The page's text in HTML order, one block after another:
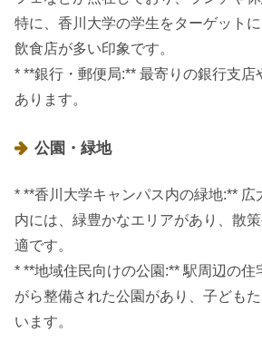
特に、香川大学の学生をターゲット
飲食店が多い印象です。
* **銀行・郵便局:** 最寄りの銀行支店
あります。
公園・緑地
* **香川大学キャンパス内の緑地:** 広
内には、緑豊かなエリアがあり、散
適です。
* **地域住民向けの公園:** 駅周辺の住
がら整備された公園があり、子ども
います。